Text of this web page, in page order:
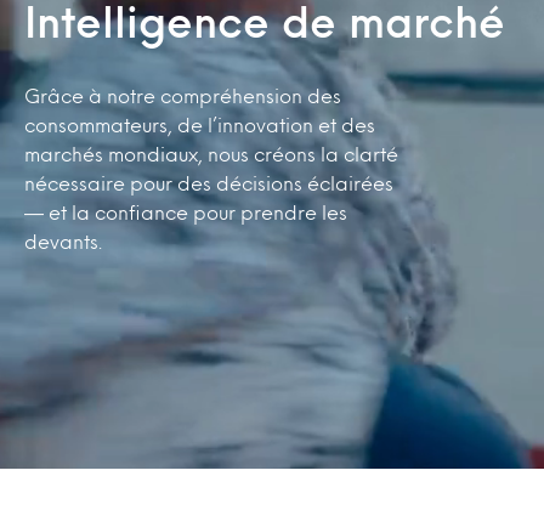
Intelligence de marché
Grâce à notre compréhension des
consommateurs, de l’innovation et des
marchés mondiaux, nous créons la clarté
nécessaire pour des décisions éclairées
— et la confiance pour prendre les
devants.